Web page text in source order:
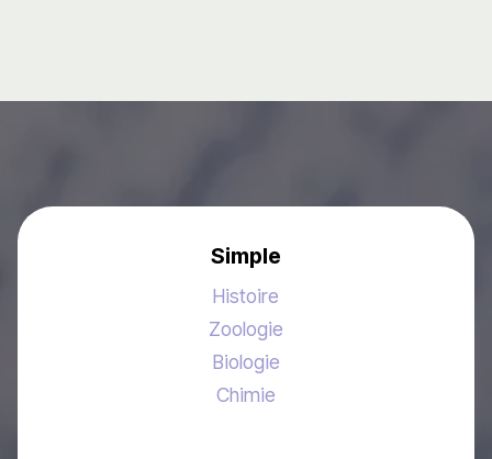
Simple
Histoire
Zoologie
Biologie
Chimie